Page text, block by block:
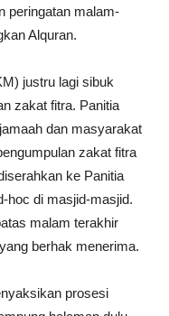
peringatan malam-
Alquran.
justru lagi sibuk
zakat fitra. Panitia
dan masyarakat
zakat fitra
ke Panitia
hoc di masjid-masjid.
malam terakhir
berhak menerima.
prosesi